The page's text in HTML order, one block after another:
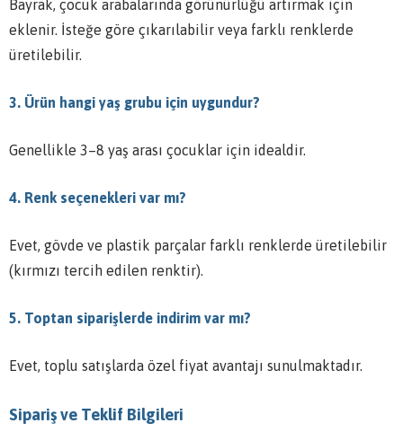
Bayrak, çocuk arabalarında görünürlüğü artırmak için
eklenir. İsteğe göre çıkarılabilir veya farklı renklerde
üretilebilir.
3. Ürün hangi yaş grubu için uygundur?
Genellikle 3–8 yaş arası çocuklar için idealdir.
4. Renk seçenekleri var mı?
Evet, gövde ve plastik parçalar farklı renklerde üretilebilir
(kırmızı tercih edilen renktir).
5. Toptan siparişlerde indirim var mı?
Evet, toplu satışlarda özel fiyat avantajı sunulmaktadır.
Sipariş ve Teklif Bilgileri